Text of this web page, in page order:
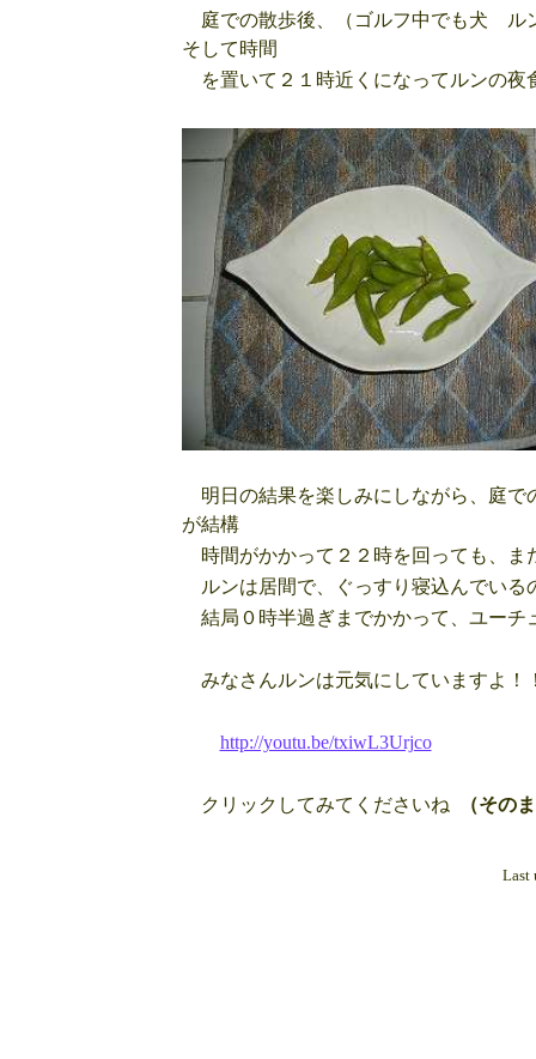
庭での散歩後、（ゴルフ中でも犬 ル
そして時間
を置いて２１時近くになってルンの夜
明日の結果を楽しみにしながら、庭で
が結構
時間がかかって２２時を回っても、ま
ルンは居間で、ぐっすり寝込んでいる
結局０時半過ぎまでかかって、ユーチ
みなさんルンは元気にしていますよ！
http://youtu.be/txiwL3Urjco
クリックしてみてくださいね （その
Last